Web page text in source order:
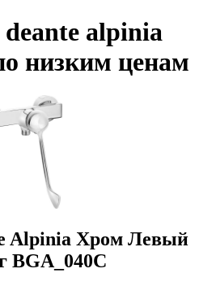
alpinia
низким ценам
Alpinia Хром Левый
BGA_040C